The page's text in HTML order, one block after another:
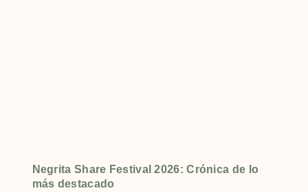
Negrita Share Festival 2026: Crónica de lo
más destacado